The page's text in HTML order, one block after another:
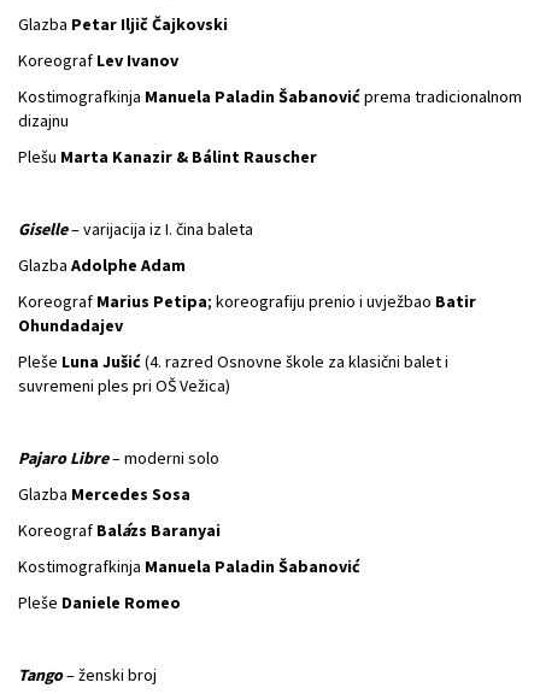
Glazba Petar Iljič Čajkovski
Koreograf Lev Ivanov
Kostimografkinja Manuela Paladin Šabanovićprema tradicionalnom
dizajnu
Plešu Marta Kanazir & Bálint Rauscher
Giselle– varijacija iz I. čina baleta
Glazba Adolphe Adam
Koreograf Marius Petipa; koreografiju prenio i uvježbao Batir
Ohundadajev
Pleše Luna Jušić(4. razred Osnovne škole za klasični balet i
suvremeni ples pri OŠ Vežica)
Pajaro Libre– moderni solo
Glazba Mercedes Sosa
Koreograf Balázs Baranyai
Kostimografkinja Manuela Paladin Šabanović
Pleše Daniele Romeo
Tango– ženski broj